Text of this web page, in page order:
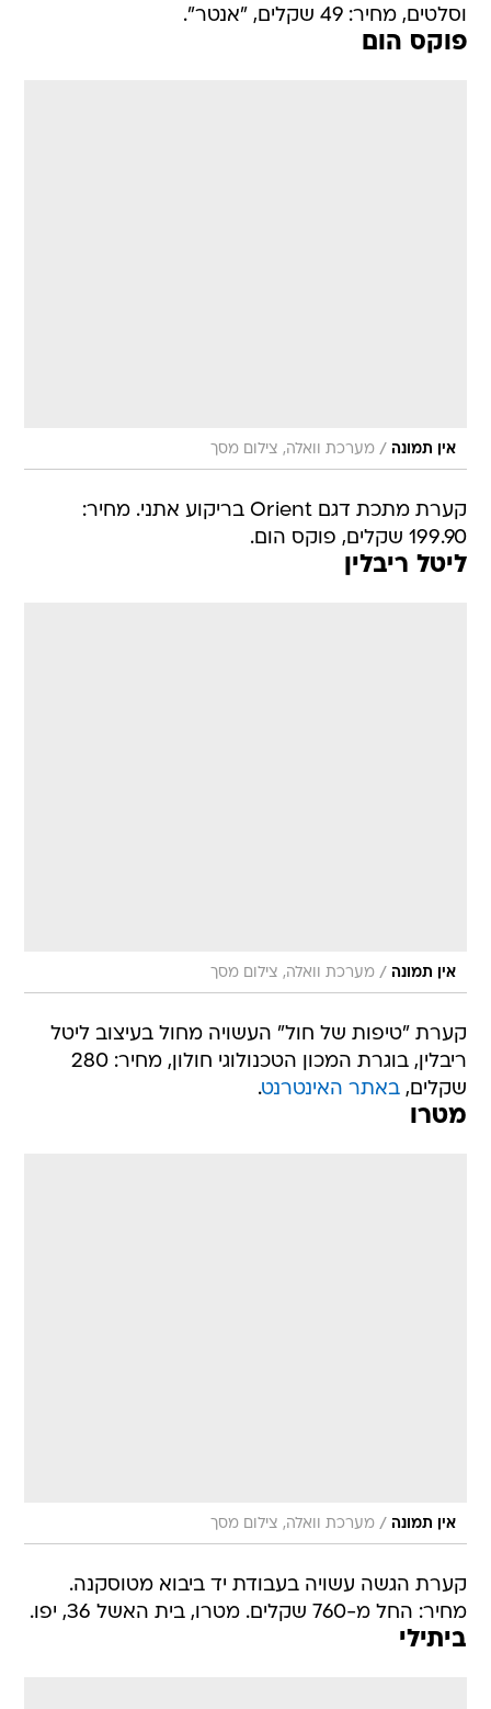
וסלטים, מחיר: 49 שקלים, "אנטר".
פוקס הום
אין תמונה / מערכת וואלה, צילום מסך
קערת מתכת דגם Orient בריקוע אתני. מחיר:
199.90 שקלים, פוקס הום.
ליטל ריבלין
אין תמונה / מערכת וואלה, צילום מסך
קערת "טיפות של חול" העשויה מחול בעיצוב ליטל
ריבלין, בוגרת המכון הטכנולוגי חולון, מחיר: 280
שקלים,באתר האינטרנט.
מטרו
אין תמונה / מערכת וואלה, צילום מסך
קערת הגשה עשויה בעבודת יד ביבוא מטוסקנה.
מחיר: החל מ-760 שקלים. מטרו, בית האשל 36, יפו.
ביתילי